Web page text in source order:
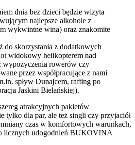
dnia bez dzieci będzie wizyta
najlepsze alkohole z
wykwintne wina) oraz znakomite
do skorzystania z dodatkowych
widokowy helikopterem nad
wypożyczenia rowerów czy
przez współpracujące z nami
spływ Dunajcem, rafting po
Jaskini Bielańskiej).
atrakcyjnych pakietów
tylko dla par, ale też singli czy przyjaciół
czas w komfortowych warunkach,
licznych udogodnień BUKOVINA